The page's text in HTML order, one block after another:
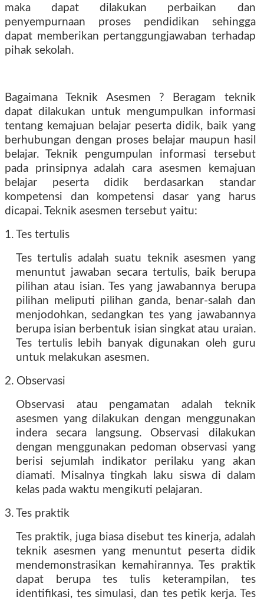
maka dapat dilakukan perbaikan dan
penyempurnaan proses pendidikan sehingga
dapat memberikan pertanggungjawaban terhadap
pihak sekolah.
Bagaimana Teknik Asesmen ? Beragam teknik
dapat dilakukan untuk mengumpulkan informasi
tentang kemajuan belajar peserta didik, baik yang
berhubungan dengan proses belajar maupun hasil
belajar. Teknik pengumpulan informasi tersebut
pada prinsipnya adalah cara asesmen kemajuan
belajar peserta didik berdasarkan standar
kompetensi dan kompetensi dasar yang harus
dicapai. Teknik asesmen tersebut yaitu:
1. Tes tertulis
Tes tertulis adalah suatu teknik asesmen yang
menuntut jawaban secara tertulis, baik berupa
pilihan atau isian. Tes yang jawabannya berupa
pilihan meliputi pilihan ganda, benar-salah dan
menjodohkan, sedangkan tes yang jawabannya
berupa isian berbentuk isian singkat atau uraian.
Tes tertulis lebih banyak digunakan oleh guru
untuk melakukan asesmen.
2. Observasi
Observasi atau pengamatan adalah teknik
asesmen yang dilakukan dengan menggunakan
indera secara langsung. Observasi dilakukan
dengan menggunakan pedoman observasi yang
berisi sejumlah indikator perilaku yang akan
diamati. Misalnya tingkah laku siswa di dalam
kelas pada waktu mengikuti pelajaran.
3. Tes praktik
Tes praktik, juga biasa disebut tes kinerja, adalah
teknik asesmen yang menuntut peserta didik
mendemonstrasikan kemahirannya. Tes praktik
dapat berupa tes tulis keterampilan, tes
identifikasi, tes simulasi, dan tes petik kerja. Tes